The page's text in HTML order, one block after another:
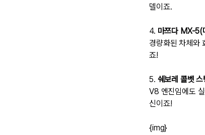
델이죠.
4. 마쯔다 MX-5(
경량화된 차체와
죠!
5. 쉐보레 콜벳 스
V8 엔진임에도
신이죠!
{img}